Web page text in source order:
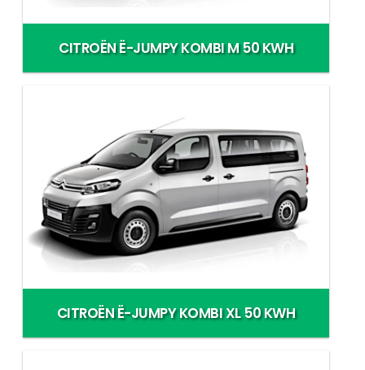
CITROËN Ë-JUMPY KOMBI M 50 KWH
CITROËN Ë-JUMPY KOMBI XL 50 KWH